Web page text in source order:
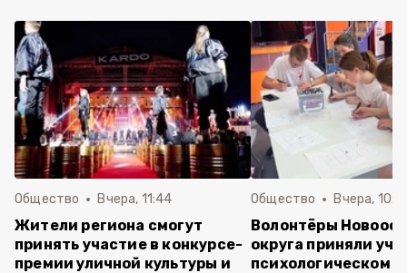
Общество Вчера, 11:44
Жители региона смогут
принять участие в конкурсе-
премии уличной культуры и
Общество Вчера,
Волонтёры
округа приняли
психологическом